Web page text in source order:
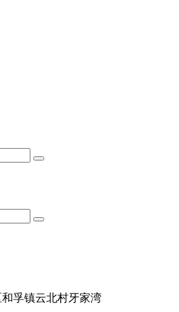
孚镇云北村牙家湾